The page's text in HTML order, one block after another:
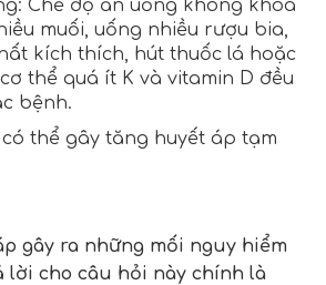
Chế độ ăn uống không khoa
muối, uống nhiều rượu bia,
kích thích, hút thuốc lá hoặc
thể quá ít K và vitamin D đều
bệnh.
có thể gây tăng huyết áp tạm
gây ra những mối nguy hiểm
lời cho câu hỏi này chính là